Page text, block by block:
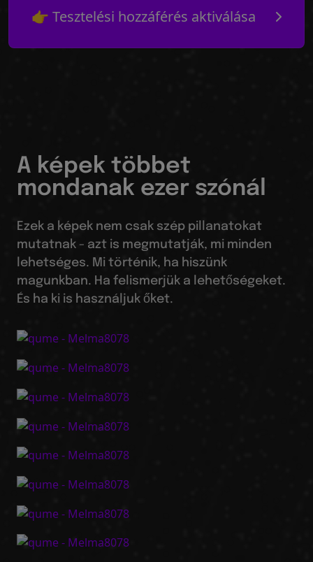
👉 Tesztelési hozzáférés aktiválása
A képek többet
mondanak ezer szónál
Ezek a képek nem csak szép pillanatokat
mutatnak - azt is megmutatják, mi minden
lehetséges. Mi történik, ha hiszünk
magunkban. Ha felismerjük a lehetőségeket.
És ha ki is használjuk őket.